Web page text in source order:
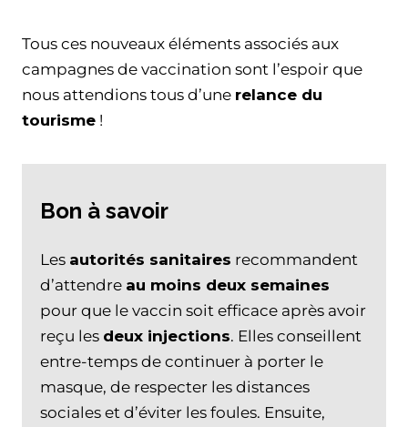
Tous ces nouveaux éléments associés aux
campagnes de vaccination sont l’espoir que
nous attendions tous d’une relance du
tourisme !
Bon à savoir
Les autorités sanitaires recommandent
d’attendre au moins deux semaines
pour que le vaccin soit efficace après avoir
reçu les deux injections. Elles conseillent
entre-temps de continuer à porter le
masque, de respecter les distances
sociales et d’éviter les foules. Ensuite,